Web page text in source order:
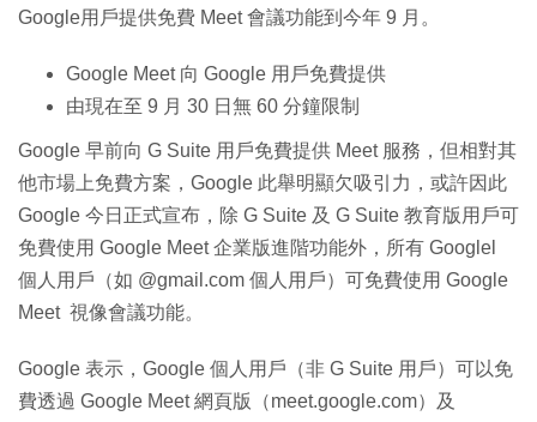
Google用戶提供免費 Meet 會議功能到今年 9 月。
Google Meet 向 Google 用戶免費提供
由現在至 9 月 30 日無 60 分鐘限制
Google 早前向 G Suite 用戶免費提供 Meet 服務，但相對其
他市場上免費方案，Google 此舉明顯欠吸引力，或許因此
Google 今日正式宣布，除 G Suite 及 G Suite 教育版用戶可
免費使用 Google Meet 企業版進階功能外，所有 Googlel
個人用戶（如 @gmail.com 個人用戶）可免費使用 Google
Meet 視像會議功能。
Google 表示，Google 個人用戶（非 G Suite 用戶）可以免
費透過 Google Meet 網頁版（meet.google.com）及